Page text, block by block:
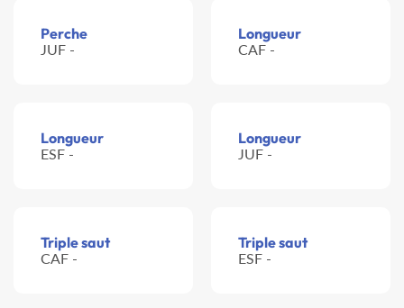
Perche
JUF -
Longueur
CAF -
Longueur
ESF -
Longueur
JUF -
Triple saut
CAF -
Triple saut
ESF -